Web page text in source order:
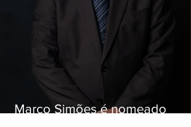
Marco Simões é nomeado